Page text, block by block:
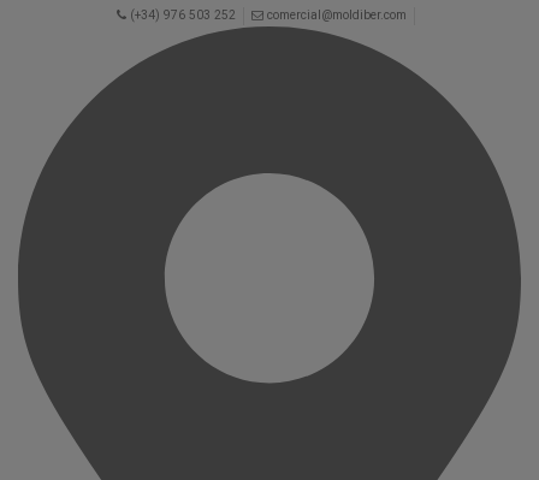
(+34) 976 503 252 comercial@moldiber.com